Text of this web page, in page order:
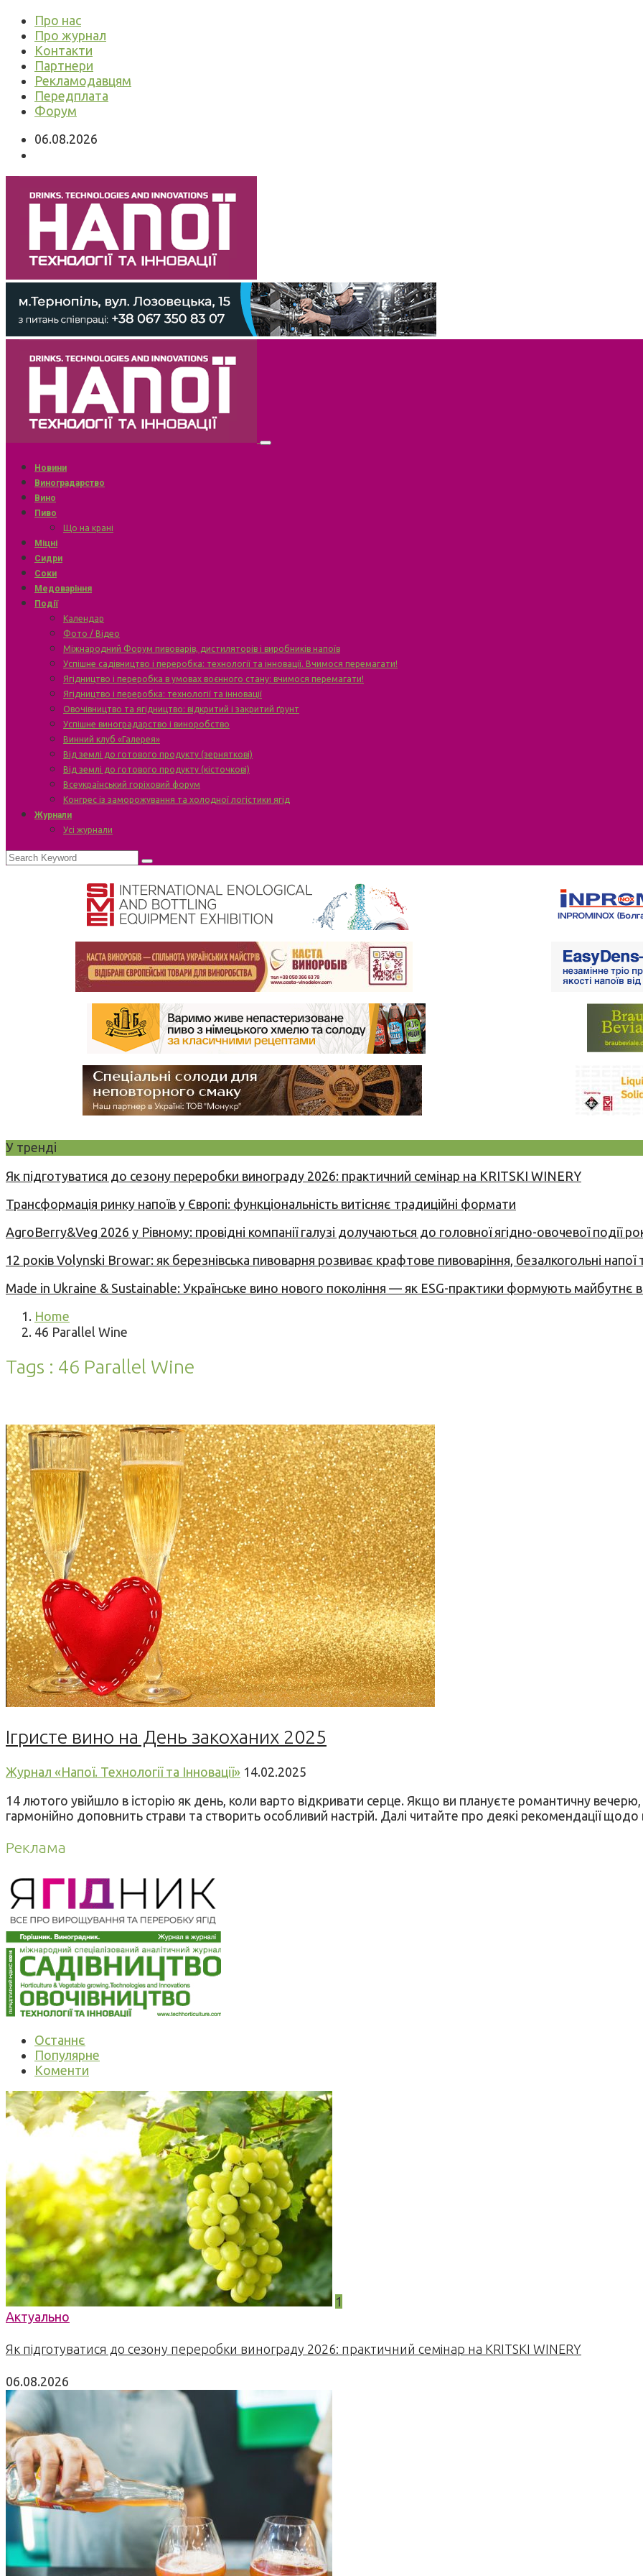
Про нас
Про журнал
Контакти
Партнери
Рекламодавцям
Передплата
Форум
06.08.2026
Новини
Виноградарство
Вино
Пиво
Що на крані
Міцні
Сидри
Соки
Медоваріння
Події
Календар
Фото / Відео
Міжнародний Форум пивоварів, дистиляторів і виробників напоїв
Успішне садівництво і переробка: технології та інновації. Вчимося перемагати!
Ягідництво і переробка в умовах воєнного стану: вчимося перемагати!
Ягідництво і переробка: технології та інновації
Овочівництво та ягідництво: відкритий і закритий ґрунт
Успішне виноградарство і виноробство
Винний клуб «Галерея»
Від землі до готового продукту (зерняткові)
Від землі до готового продукту (кісточкові)
Всеукраїнський горіховий форум
Конгрес із заморожування та холодної логістики ягід
Журнали
Усі журнали
У тренді
Як підготуватися до сезону переробки винограду 2026: практичний семінар на KRITSKI WINERY
Трансформація ринку напоїв у Європі: функціональність витісняє традиційні формати
AgroBerry&Veg 2026 у Рівному: провідні компанії галузі долучаються до головної ягідно-овочевої події
12 років Volynski Browar: як березнівська пивоварня розвиває крафтове пивоваріння, безалкогольні напої
Made in Ukraine & Sustainable: Українське вино нового покоління — як ESG-практики формують майбутнє
Home
46 Parallel Wine
Tags : 46 Parallel Wine
Ігристе вино на День закоханих 2025
Журнал «Напої. Технології та Інновації» 14.02.2025
14 лютого увійшло в історію як день, коли варто відкривати серце. Якщо ви плануєте романтичну
гармонійно доповнить страви та створить особливий настрій. Далі читайте про деякі рекомендації щодо
Реклама
Останнє
Популярне
Коменти
1
Актуально
Як підготуватися до сезону переробки винограду 2026: практичний семінар на KRITSKI WINERY
06.08.2026